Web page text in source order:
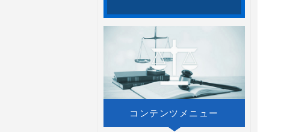
コンテンツメニュー